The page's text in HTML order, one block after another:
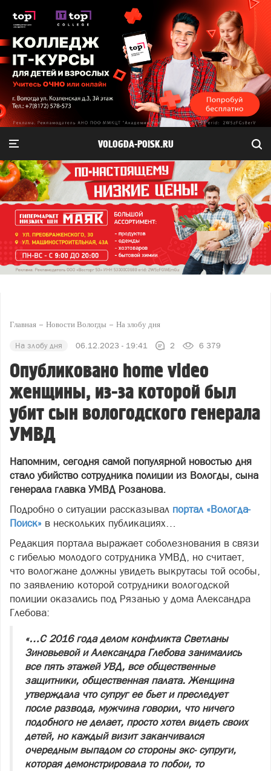
VOLOGDA-POISK.RU
Главная Новости Вологды На злобу дня
На злобу дня 06.12.2023 - 19:41 2 6 379
Опубликовано home video
женщины, из-за которой был
убит сын вологодского генерала
УМВД
Напомним, сегодня самой популярной новостью дня
стало убийство сотрудника полиции из Вологды, сына
генерала главка УМВД Розанова.
Подробно о ситуации рассказывал портал «Вологда-
Поиск» в нескольких публикациях…
Редакция портала выражает соболезнования в связи
с гибелью молодого сотрудника УМВД, но считает,
что вологжане должны увидеть выкрутасы той особы,
по заявлению которой сотрудники вологодской
полиции оказались под Рязанью у дома Александра
Глебова:
«…С 2016 года делом конфликта Светланы
Зиновьевой и Александра Глебова занимались
все пять этажей УВД, все общественные
защитники, общественная палата. Женщина
утверждала что супруг ее бьет и преследует
после развода, мужчина говорил, что ничего
подобного не делает, просто хотел видеть своих
детей, но каждый визит заканчивался
очередным выпадом со стороны экс- супруги,
которая демонстрировала то побои, то